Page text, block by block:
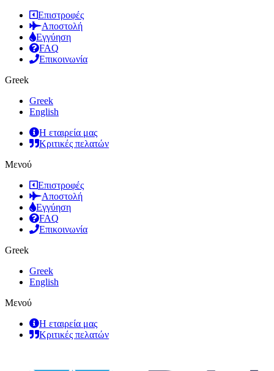
Επιστροφές
Αποστολή
Εγγύηση
FAQ
Επικοινωνία
Greek
Greek
English
Η εταιρεία μας
Κριτικές πελατών
Μενού
Επιστροφές
Αποστολή
Εγγύηση
FAQ
Επικοινωνία
Greek
Greek
English
Μενού
Η εταιρεία μας
Κριτικές πελατών